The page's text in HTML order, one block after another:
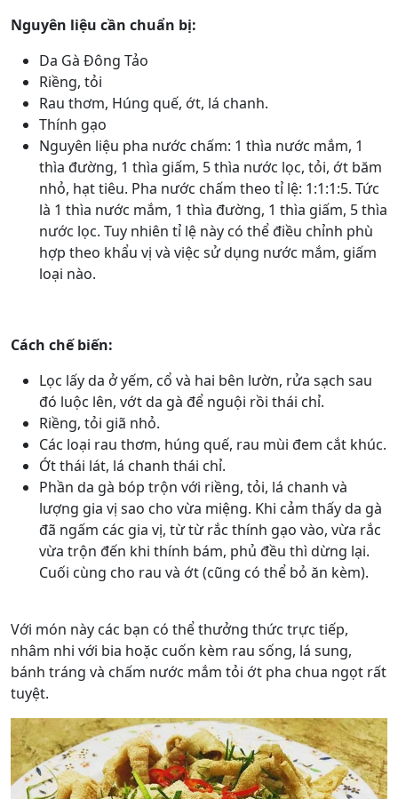
Nguyên liệu cần chuẩn bị:
Da Gà Đông Tảo
Riềng, tỏi
Rau thơm, Húng quế, ớt, lá chanh.
Thính gạo
Nguyên liệu pha nước chấm: 1 thìa nước mắm, 1
thìa đường, 1 thìa giấm, 5 thìa nước lọc, tỏi, ớt băm
nhỏ, hạt tiêu. Pha nước chấm theo tỉ lệ: 1:1:1:5. Tức
là 1 thìa nước mắm, 1 thìa đường, 1 thìa giấm, 5 thìa
nước lọc. Tuy nhiên tỉ lệ này có thể điều chỉnh phù
hợp theo khẩu vị và việc sử dụng nước mắm, giấm
loại nào.
Cách chế biến:
Lọc lấy da ở yếm, cổ và hai bên lườn, rửa sạch sau
đó luộc lên, vớt da gà để nguội rồi thái chỉ.
Riềng, tỏi giã nhỏ.
Các loại rau thơm, húng quế, rau mùi đem cắt khúc.
Ớt thái lát, lá chanh thái chỉ.
Phần da gà bóp trộn với riềng, tỏi, lá chanh và
lượng gia vị sao cho vừa miệng. Khi cảm thấy da gà
đã ngấm các gia vị, từ từ rắc thính gạo vào, vừa rắc
vừa trộn đến khi thính bám, phủ đều thì dừng lại.
Cuối cùng cho rau và ớt (cũng có thể bỏ ăn kèm).
Với món này các bạn có thể thưởng thức trực tiếp,
nhâm nhi với bia hoặc cuốn kèm rau sống, lá sung,
bánh tráng và chấm nước mắm tỏi ớt pha chua ngọt rất
tuyệt.